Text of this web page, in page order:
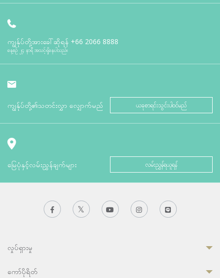
ကျွန်ုပ်တို့အားခေါ်ဆိုရန် +66 2066 8888
နေ့စဉ် ၂၄ နာရီ အသင့်ရှိနေပါသည်။
ကျွန်ုပ်တို့၏သတင်းလွှာ လျှောက်မည် ယခုစာရင်းသွင်းပါဝင်မည်
မြေပုံနှင့်လမ်းညွှန်ချက်များ လမ်းညွှန်ရယူရန်
လှုပ်ရှားမှု
ကော်ပိုရိတ်